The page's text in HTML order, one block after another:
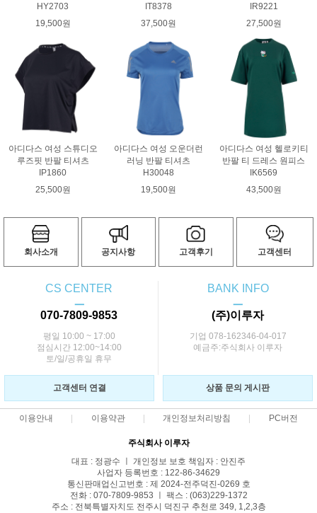
HY2703
19,500원
IT8378
37,500원
IR9221
27,500원
아디다스 여성 스튜디오
루즈핏 반팔 티셔츠
IP1860
25,500원
아디다스 여성 오운더런
러닝 반팔 티셔츠
H30048
19,500원
아디다스 여성 헬로키티
반팔 티 드레스 원피스
IK6569
43,500원
회사소개 공지사항 고객후기 고객센터
CS CENTER
ㅡ
070-7809-9853
평일 10:00 ~ 17:00
점심시간 12:00~14:00
토/일/공휴일 휴무
BANK INFO
ㅡ
(주)이루자
기업 078-162346-04-017
예금주:주식회사 이루자
고객센터 연결 상품 문의 게시판
이용안내 이용약관 개인정보처리방침 PC버전
주식회사 이루자
대표 : 정광수 ㅣ 개인정보 보호 책임자 : 안진주
사업자 등록번호 : 122-86-34629
통신판매업신고번호 : 제 2024-전주덕진-0269 호
전화 : 070-7809-9853 ㅣ 팩스 : (063)229-1372
주소 : 전북특별자치도 전주시 덕진구 추천로 349, 1,2,3층